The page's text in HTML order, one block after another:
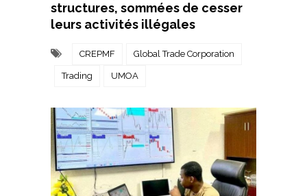
structures, sommées de cesser
leurs activités illégales
CREPMF Global Trade Corporation
Trading UMOA